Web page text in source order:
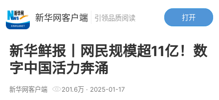
新华鲜报丨网民规模超11亿！数
字中国活力奔涌
新华网客户端 201.6万· 2025-01-17
打开
新华网客户端 引领品质阅读